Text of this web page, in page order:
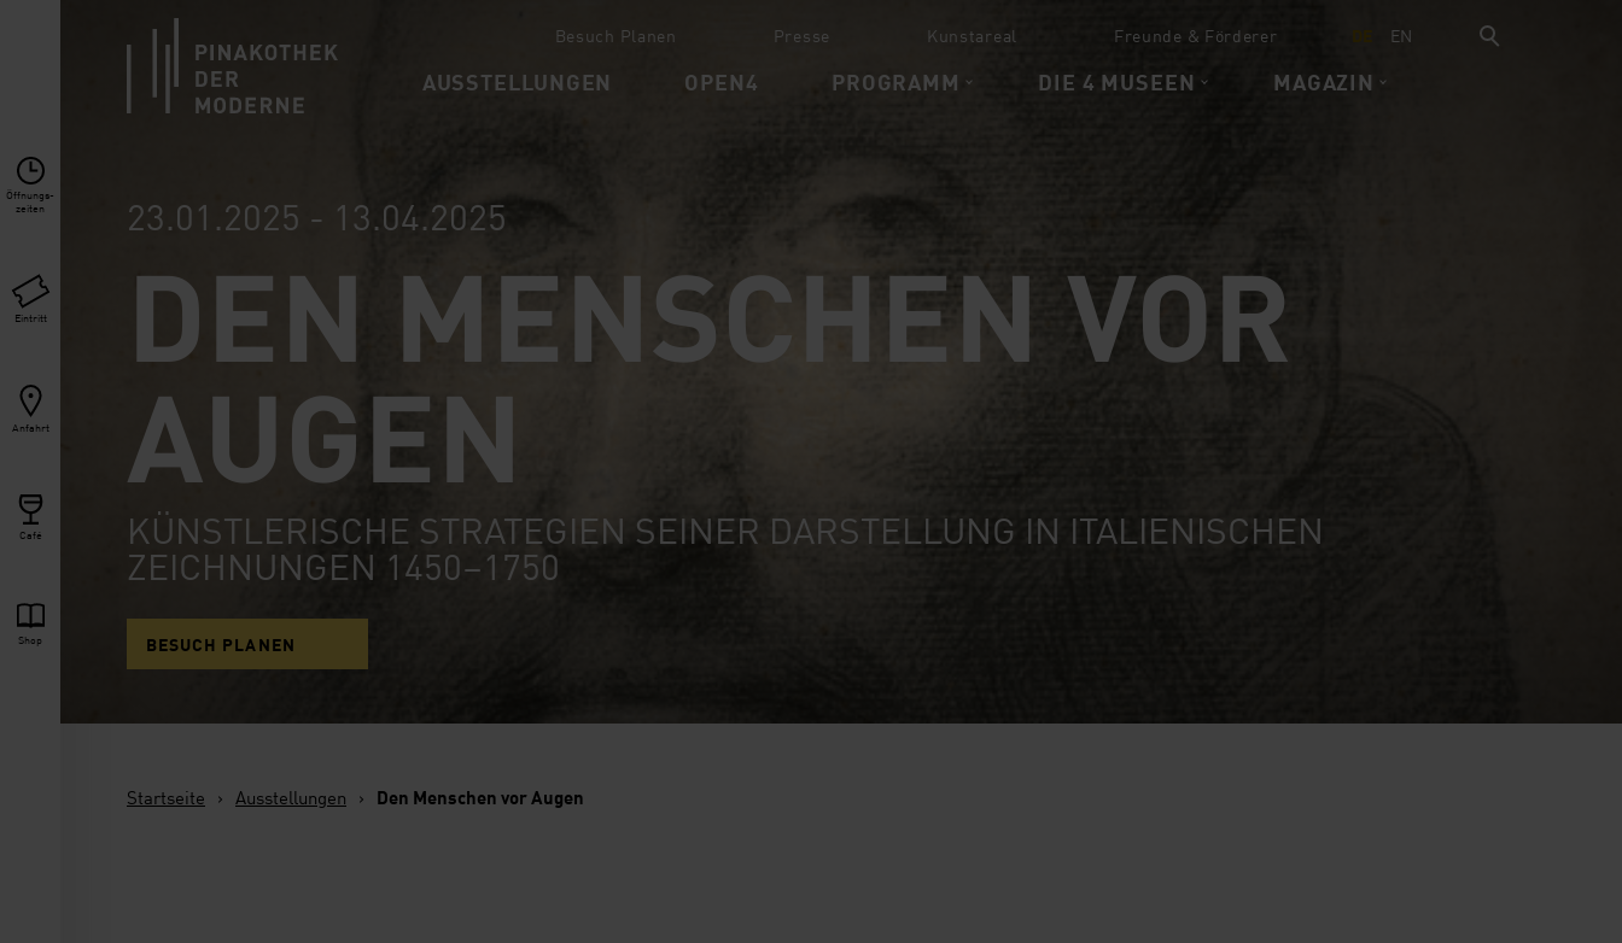
Link zur Startseite
Besuch Planen Presse Kunstareal Freunde & Förderer EN
AUSSTELLUNGEN OPEN4 PROGRAMM DIE 4 MUSEEN MAGAZIN
Öffnungs­
zeiten
Eintritt
Anfahrt
Café
Shop
23.01.2025 - 13.04.2025
DEN MENSCHEN VOR
AUGEN
KÜNSTLERISCHE STRATEGIEN SEINER DARSTELLUNG IN ITALIENISCHEN
ZEICHNUNGEN 1450–1750
BESUCH PLANEN
Startseite › Ausstellungen › Den Menschen vor Augen